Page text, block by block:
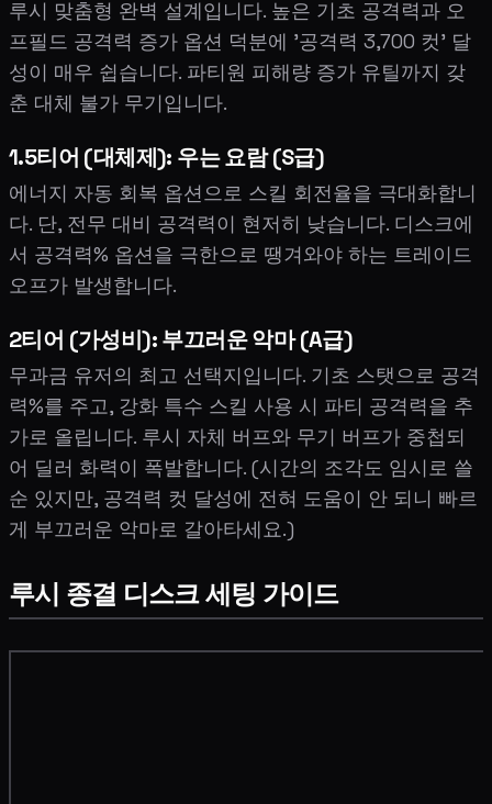
루시 맞춤형 완벽 설계입니다. 높은 기초 공격력과 오
프필드 공격력 증가 옵션 덕분에 '공격력 3,700 컷' 달
성이 매우 쉽습니다. 파티원 피해량 증가 유틸까지 갖
춘 대체 불가 무기입니다.
1.5티어 (대체제): 우는 요람 (S급)
에너지 자동 회복 옵션으로 스킬 회전율을 극대화합니
다. 단, 전무 대비 공격력이 현저히 낮습니다. 디스크에
서 공격력% 옵션을 극한으로 땡겨와야 하는 트레이드
오프가 발생합니다.
2티어 (가성비): 부끄러운 악마 (A급)
무과금 유저의 최고 선택지입니다. 기초 스탯으로 공격
력%를 주고, 강화 특수 스킬 사용 시 파티 공격력을 추
가로 올립니다. 루시 자체 버프와 무기 버프가 중첩되
어 딜러 화력이 폭발합니다. (시간의 조각도 임시로 쓸
순 있지만, 공격력 컷 달성에 전혀 도움이 안 되니 빠르
게 부끄러운 악마로 갈아타세요.)
루시 종결 디스크 세팅 가이드